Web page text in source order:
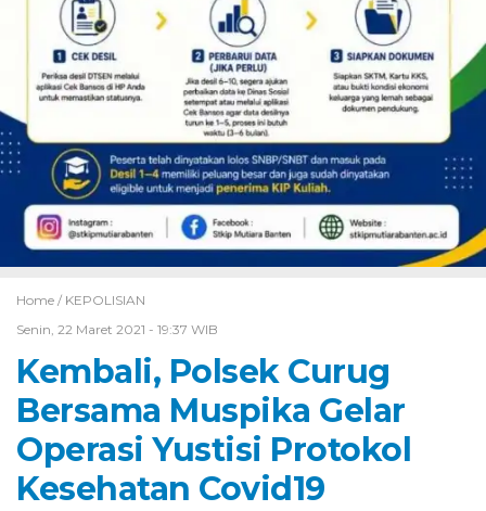
Home / KEPOLISIAN
Senin, 22 Maret 2021 - 19:37 WIB
Kembali, Polsek Curug
Bersama Muspika Gelar
Operasi Yustisi Protokol
Kesehatan Covid19